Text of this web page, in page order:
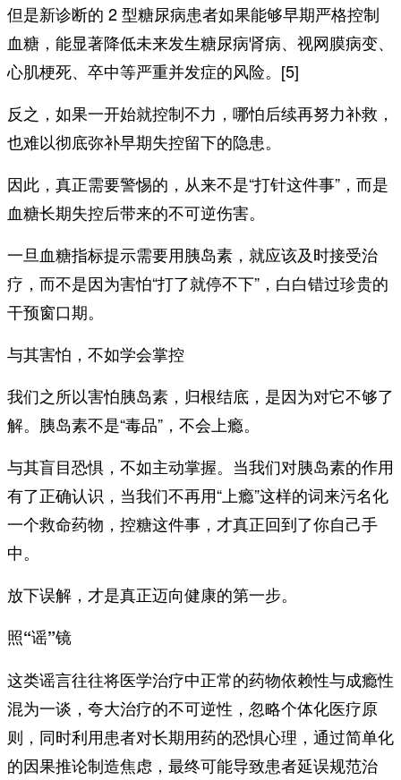
但是新诊断的 2 型糖尿病患者如果能够早期严格控制
血糖，能显著降低未来发生糖尿病肾病、视网膜病变、
心肌梗死、卒中等严重并发症的风险。[5]
反之，如果一开始就控制不力，哪怕后续再努力补救，
也难以彻底弥补早期失控留下的隐患。
因此，真正需要警惕的，从来不是“打针这件事”，而是
血糖长期失控后带来的不可逆伤害。
一旦血糖指标提示需要用胰岛素，就应该及时接受治
疗，而不是因为害怕“打了就停不下”，白白错过珍贵的
干预窗口期。
与其害怕，不如学会掌控
我们之所以害怕胰岛素，归根结底，是因为对它不够了
解。胰岛素不是“毒品”，不会上瘾。
与其盲目恐惧，不如主动掌握。当我们对胰岛素的作用
有了正确认识，当我们不再用“上瘾”这样的词来污名化
一个救命药物，控糖这件事，才真正回到了你自己手
中。
放下误解，才是真正迈向健康的第一步。
照“谣”镜
这类谣言往往将医学治疗中正常的药物依赖性与成瘾性
混为一谈，夸大治疗的不可逆性，忽略个体化医疗原
则，同时利用患者对长期用药的恐惧心理，通过简单化
的因果推论制造焦虑，最终可能导致患者延误规范治